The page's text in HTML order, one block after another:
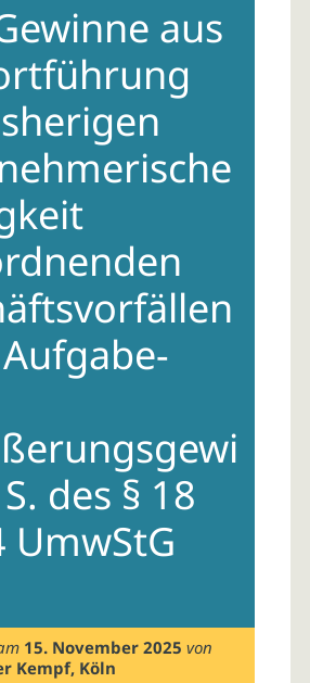
aus
des § 18
UmwStG
15. November 2025 von
Kempf, Köln